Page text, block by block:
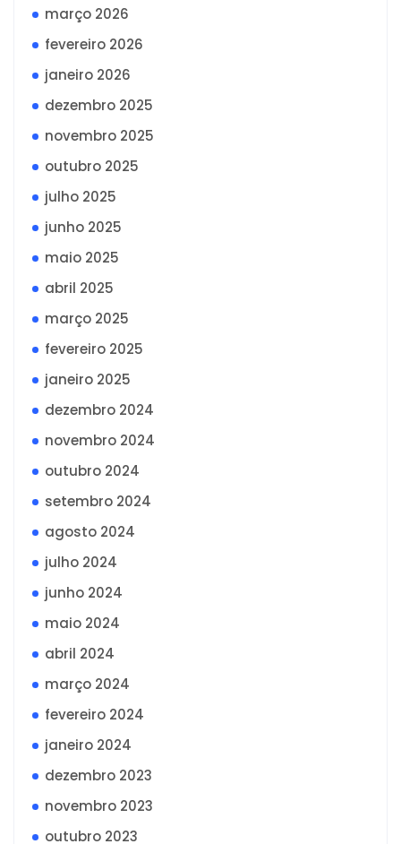
março 2026
fevereiro 2026
janeiro 2026
dezembro 2025
novembro 2025
outubro 2025
julho 2025
junho 2025
maio 2025
abril 2025
março 2025
fevereiro 2025
janeiro 2025
dezembro 2024
novembro 2024
outubro 2024
setembro 2024
agosto 2024
julho 2024
junho 2024
maio 2024
abril 2024
março 2024
fevereiro 2024
janeiro 2024
dezembro 2023
novembro 2023
outubro 2023